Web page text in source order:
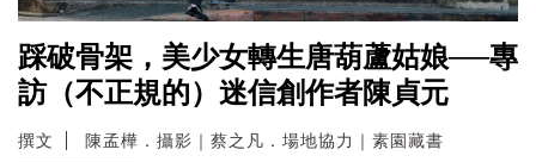
踩破骨架，美少女轉生唐葫蘆姑娘──專
訪（不正規的）迷信創作者陳貞元
撰文 陳孟樺．攝影｜蔡之凡．場地協力｜素園藏書